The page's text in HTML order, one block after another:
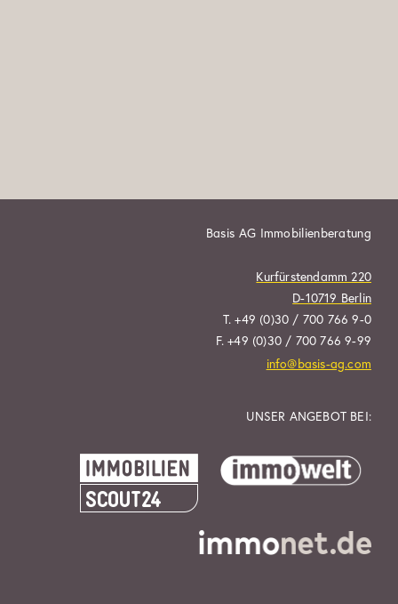
Basis AG Immobilienberatung
Kurfürstendamm 220
D-10719 Berlin
T. +49 (0)30 / 700 766 9-0
F. +49 (0)30 / 700 766 9-99
info@basis-ag.com
UNSER ANGEBOT BEI: